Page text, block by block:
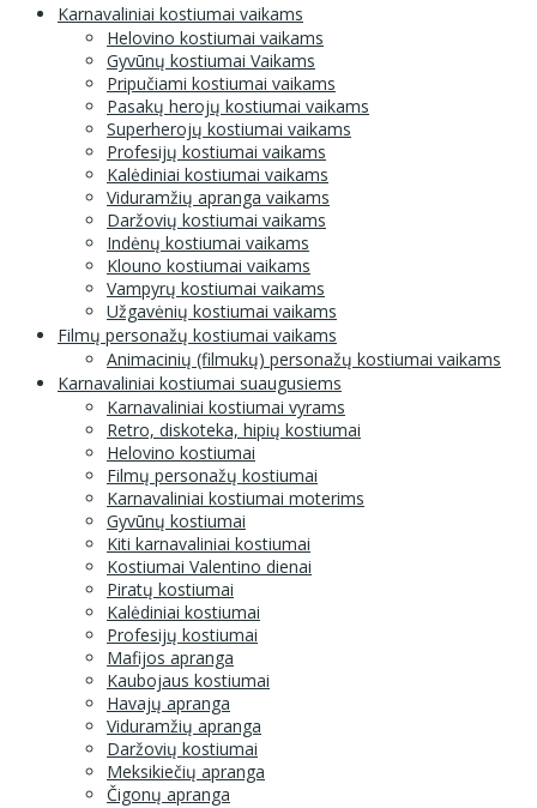
Karnavaliniai kostiumai vaikams
Helovino kostiumai vaikams
Gyvūnų kostiumai Vaikams
Pripučiami kostiumai vaikams
Pasakų herojų kostiumai vaikams
Superherojų kostiumai vaikams
Profesijų kostiumai vaikams
Kalėdiniai kostiumai vaikams
Viduramžių apranga vaikams
Daržovių kostiumai vaikams
Indėnų kostiumai vaikams
Klouno kostiumai vaikams
Vampyrų kostiumai vaikams
Užgavėnių kostiumai vaikams
Filmų personažų kostiumai vaikams
Animacinių (filmukų) personažų kostiumai vaikams
Karnavaliniai kostiumai suaugusiems
Karnavaliniai kostiumai vyrams
Retro, diskoteka, hipių kostiumai
Helovino kostiumai
Filmų personažų kostiumai
Karnavaliniai kostiumai moterims
Gyvūnų kostiumai
Kiti karnavaliniai kostiumai
Kostiumai Valentino dienai
Piratų kostiumai
Kalėdiniai kostiumai
Profesijų kostiumai
Mafijos apranga
Kaubojaus kostiumai
Havajų apranga
Viduramžių apranga
Daržovių kostiumai
Meksikiečių apranga
Čigonų apranga